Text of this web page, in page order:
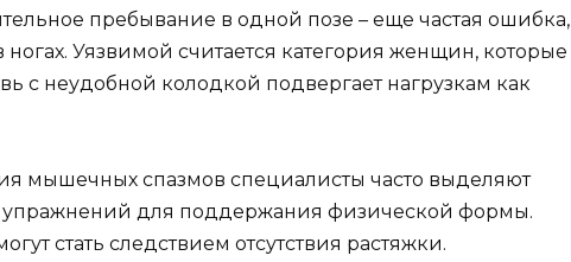
пребывание в одной позе – еще частая ошибка,
Уязвимой считается категория женщин, которые
с неудобной колодкой подвергает нагрузкам как
мышечных спазмов специалисты часто выделяют
для поддержания физической формы.
стать следствием отсутствия растяжки.